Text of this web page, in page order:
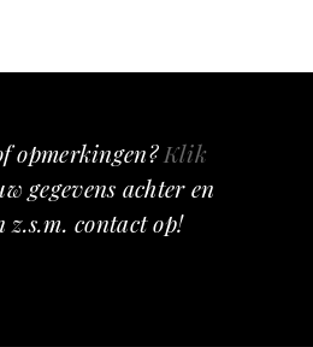
opmerkingen?Klik
gegevens achter en
z.s.m. contact op!